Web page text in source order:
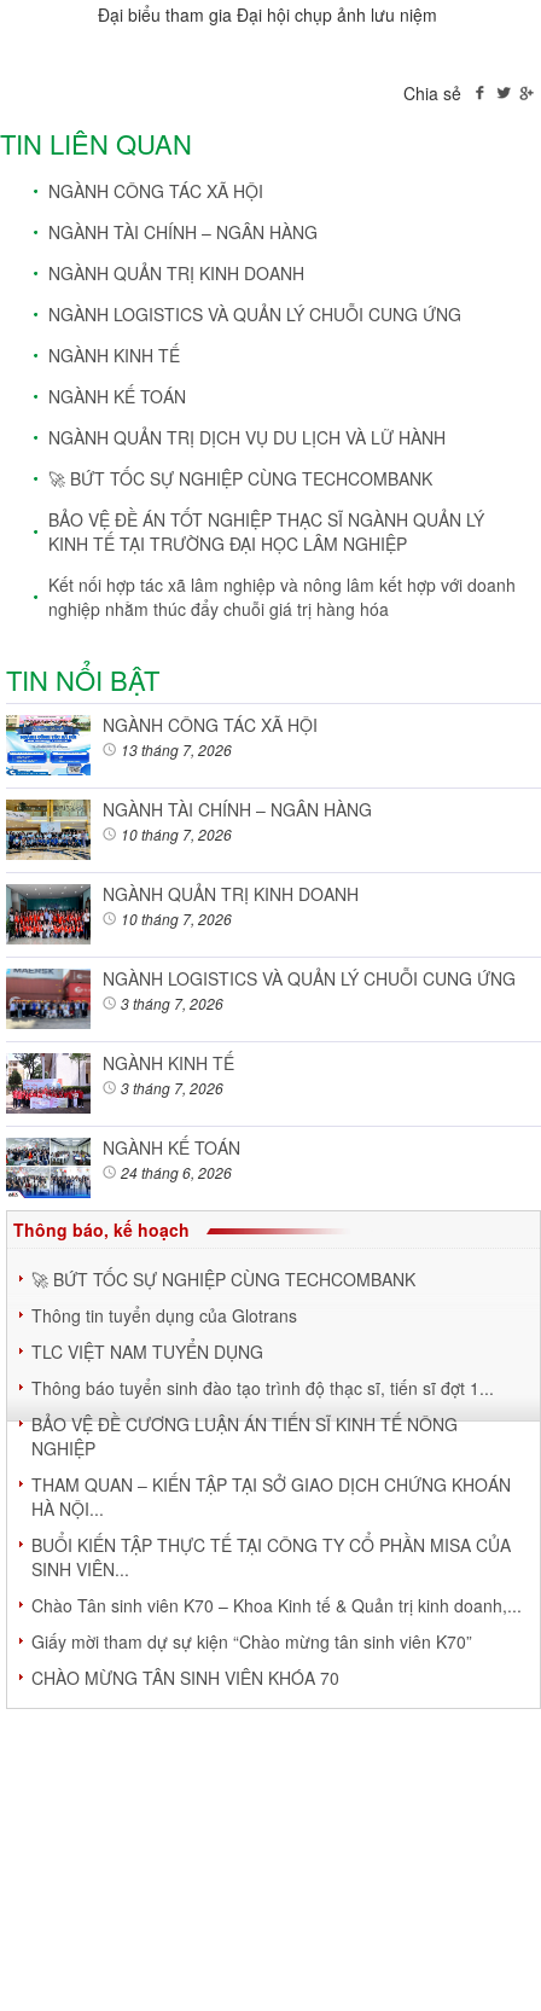
Đại biểu tham gia Đại hội chụp ảnh lưu niệm
Chia sẻ
TIN LIÊN QUAN
NGÀNH CÔNG TÁC XÃ HỘI
NGÀNH TÀI CHÍNH – NGÂN HÀNG
NGÀNH QUẢN TRỊ KINH DOANH
NGÀNH LOGISTICS VÀ QUẢN LÝ CHUỖI CUNG ỨNG
NGÀNH KINH TẾ
NGÀNH KẾ TOÁN
NGÀNH QUẢN TRỊ DỊCH VỤ DU LỊCH VÀ LỮ HÀNH
🚀 BỨT TỐC SỰ NGHIỆP CÙNG TECHCOMBANK
BẢO VỆ ĐỀ ÁN TỐT NGHIỆP THẠC SĨ NGÀNH QUẢN LÝ
KINH TẾ TẠI TRƯỜNG ĐẠI HỌC LÂM NGHIỆP
Kết nối hợp tác xã lâm nghiệp và nông lâm kết hợp với doanh
nghiệp nhằm thúc đẩy chuỗi giá trị hàng hóa
TIN NỔI BẬT
NGÀNH CÔNG TÁC XÃ HỘI
13 tháng 7, 2026
NGÀNH TÀI CHÍNH – NGÂN HÀNG
10 tháng 7, 2026
NGÀNH QUẢN TRỊ KINH DOANH
10 tháng 7, 2026
NGÀNH LOGISTICS VÀ QUẢN LÝ CHUỖI CUNG ỨNG
3 tháng 7, 2026
NGÀNH KINH TẾ
3 tháng 7, 2026
NGÀNH KẾ TOÁN
24 tháng 6, 2026
Thông báo, kế hoạch
🚀 BỨT TỐC SỰ NGHIỆP CÙNG TECHCOMBANK
Thông tin tuyển dụng của Glotrans
TLC VIỆT NAM TUYỂN DỤNG
Thông báo tuyển sinh đào tạo trình độ thạc sĩ, tiến sĩ đợt 1...
BẢO VỆ ĐỀ CƯƠNG LUẬN ÁN TIẾN SĨ KINH TẾ NÔNG
NGHIỆP
THAM QUAN – KIẾN TẬP TẠI SỞ GIAO DỊCH CHỨNG KHOÁN
HÀ NỘI...
BUỔI KIẾN TẬP THỰC TẾ TẠI CÔNG TY CỔ PHẦN MISA CỦA
SINH VIÊN...
Chào Tân sinh viên K70 – Khoa Kinh tế & Quản trị kinh doanh,...
Giấy mời tham dự sự kiện “Chào mừng tân sinh viên K70”
CHÀO MỪNG TÂN SINH VIÊN KHÓA 70